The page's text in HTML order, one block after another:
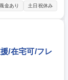
後輩育成やマネジ
れるゲーム、アニ
、役物をどのよう
光り方・立体感を
田
/土日祝休み
金あり 土日祝休み
/在宅可/フレ